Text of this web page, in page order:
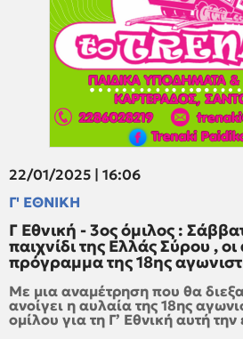
22/01/2025 | 16:06
Γ' ΕΘΝΙΚΗ
Γ Εθνική - 3ος όμιλος :
παιχνίδι της Ελλάς Σύρου ,
πρόγραμμα της 18ης
Με μια αναμέτρηση που θα
ανοίγει η αυλαία της 18ης
ομίλου για τη Γ’ Εθνική αυτή